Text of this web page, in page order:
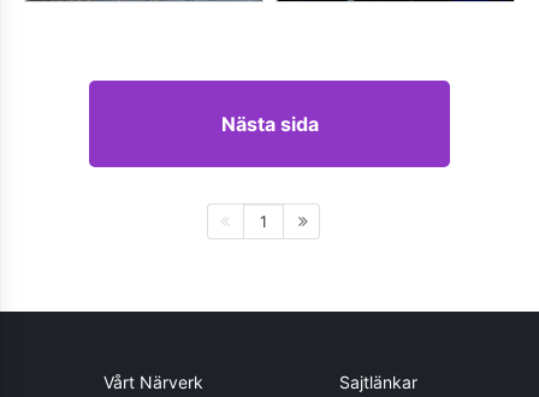
Nästa sida
1
Vårt Närverk Sajtlänkar